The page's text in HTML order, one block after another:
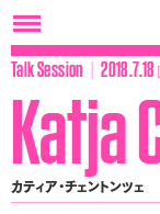
Talk Session │2018.7.18
Katja
カティア・チェントンツェ